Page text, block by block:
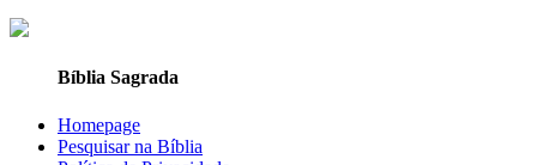
Bíblia Sagrada
Homepage
Pesquisar na Bíblia